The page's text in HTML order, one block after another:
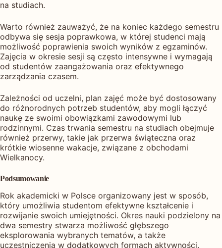
na studiach.
Warto również zauważyć, że na koniec każdego semestru
odbywa się sesja poprawkowa, w której studenci mają
możliwość poprawienia swoich wyników z egzaminów.
Zajęcia w okresie sesji są często intensywne i wymagają
od studentów zaangażowania oraz efektywnego
zarządzania czasem.
Zależności od uczelni, plan zajęć może być dostosowany
do różnorodnych potrzeb studentów, aby mogli łączyć
naukę ze swoimi obowiązkami zawodowymi lub
rodzinnymi. Czas trwania semestru na studiach obejmuje
również przerwy, takie jak przerwa świąteczna oraz
krótkie wiosenne wakacje, związane z obchodami
Wielkanocy.
Podsumowanie
Rok akademicki w Polsce organizowany jest w sposób,
który umożliwia studentom efektywne kształcenie i
rozwijanie swoich umiejętności. Okres nauki podzielony na
dwa semestry stwarza możliwość głębszego
eksplorowania wybranych tematów, a także
uczestniczenia w dodatkowych formach aktywności.